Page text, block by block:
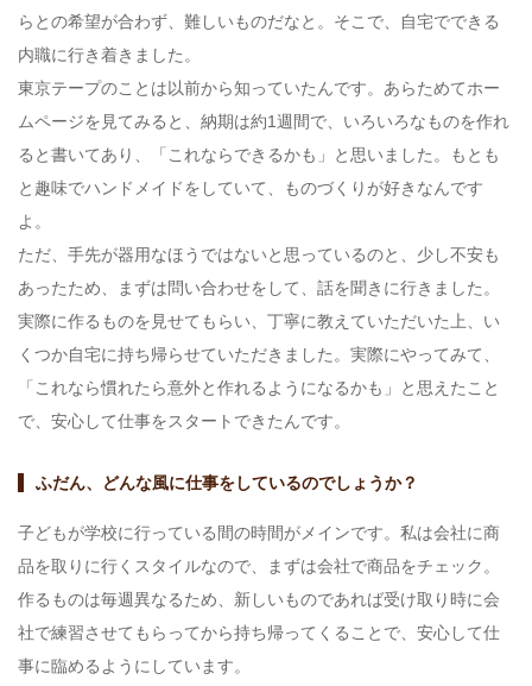
らとの希望が合わず、難しいものだなと。そこで、自宅でできる
内職に行き着きました。
東京テープのことは以前から知っていたんです。あらためてホー
ムページを見てみると、納期は約1週間で、いろいろなものを作れ
ると書いてあり、「これならできるかも」と思いました。もとも
と趣味でハンドメイドをしていて、ものづくりが好きなんです
よ。
ただ、手先が器用なほうではないと思っているのと、少し不安も
あったため、まずは問い合わせをして、話を聞きに行きました。
実際に作るものを見せてもらい、丁寧に教えていただいた上、い
くつか自宅に持ち帰らせていただきました。実際にやってみて、
「これなら慣れたら意外と作れるようになるかも」と思えたこと
で、安心して仕事をスタートできたんです。
ふだん、どんな風に仕事をしているのでしょうか？
子どもが学校に行っている間の時間がメインです。私は会社に商
品を取りに行くスタイルなので、まずは会社で商品をチェック。
作るものは毎週異なるため、新しいものであれば受け取り時に会
社で練習させてもらってから持ち帰ってくることで、安心して仕
事に臨めるようにしています。